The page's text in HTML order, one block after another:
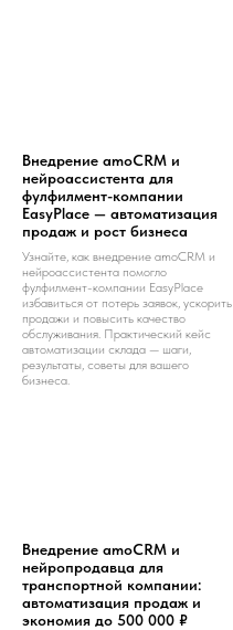
Внедрение amoCRM и
нейроассистента для
фулфилмент-компании
EasyPlace — автоматизация
продаж и рост бизнеса
Узнайте, как внедрение amoCRM и
нейроассистента помогло
фулфилмент-компании EasyPlace
избавиться от потерь заявок, ускорить
продажи и повысить качество
обслуживания. Практический кейс
автоматизации склада — шаги,
результаты, советы для вашего
бизнеса.
Внедрение amoCRM и
нейропродавца для
транспортной компании:
автоматизация продаж и
экономия до 500 000 ₽